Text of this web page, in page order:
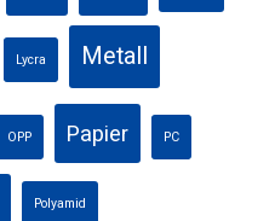
Lycra Metall
OPP Papier PC
Polyamid